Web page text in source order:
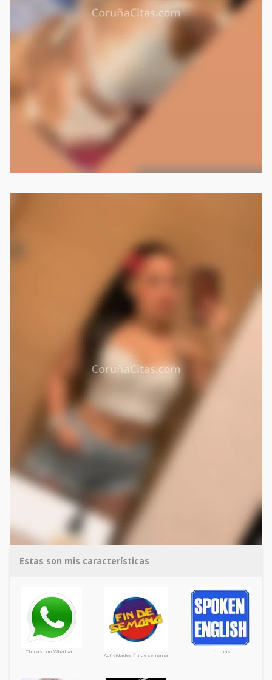
Estas son mis características
Chicas con Whatsapp
Actividades fin de semana
Idiomas